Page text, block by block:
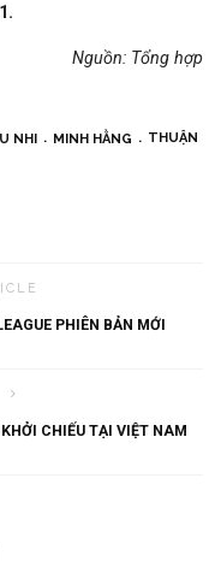
Nguồn: Tổng hợp
NHI MINH HẰNG
THUẬN
PHIÊN BẢN MỚI
CHIẾU TẠI VIỆT NAM